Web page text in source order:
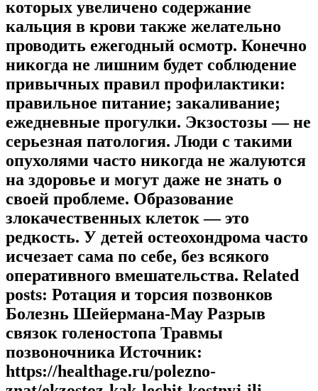
которых увеличено содержание
кальция в крови также желательно
проводить ежегодный осмотр. Конечно
никогда не лишним будет соблюдение
привычных правил профилактики:
правильное питание; закаливание;
ежедневные прогулки. Экзостозы — не
серьезная патология. Люди с такими
опухолями часто никогда не жалуются
на здоровье и могут даже не знать о
своей проблеме. Образование
злокачественных клеток — это
редкость. У детей остеохондрома часто
исчезает сама по себе, без всякого
оперативного вмешательства. Related
posts: Ротация и торсия позвонков
Болезнь Шейермана-Мау Разрыв
связок голеностопа Травмы
позвоночника Источник:
https://healthage.ru/polezno-